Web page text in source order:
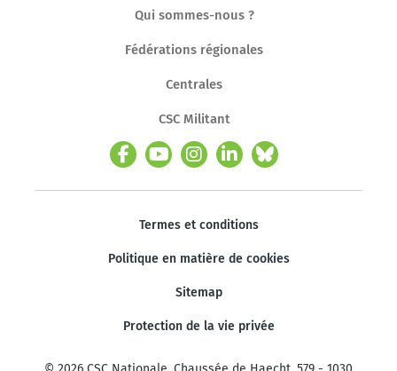
Qui sommes-nous ?
Fédérations régionales
Centrales
CSC Militant
Termes et conditions
Politique en matière de cookies
Sitemap
Protection de la vie privée